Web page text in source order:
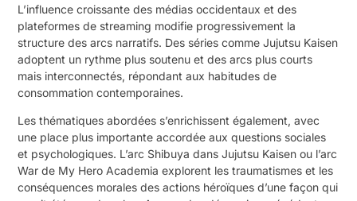
L’influence croissante des médias occidentaux et des
plateformes de streaming modifie progressivement la
structure des arcs narratifs. Des séries comme Jujutsu Kaisen
adoptent un rythme plus soutenu et des arcs plus courts
mais interconnectés, répondant aux habitudes de
consommation contemporaines.
Les thématiques abordées s’enrichissent également, avec
une place plus importante accordée aux questions sociales
et psychologiques. L’arc Shibuya dans Jujutsu Kaisen ou l’arc
War de My Hero Academia explorent les traumatismes et les
conséquences morales des actions héroïques d’une façon qui